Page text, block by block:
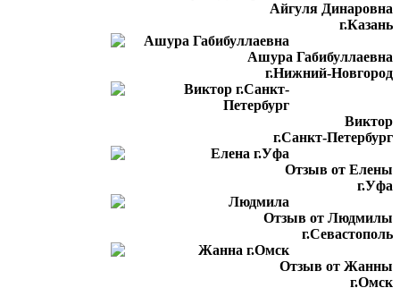
Айгуля Динаровна
г.Казань
Ашура Габибуллаевна
г.Нижний-Новгород
Виктор
г.Санкт-Петербург
Отзыв от Елены
г.Уфа
Отзыв от Людмилы
г.Севастополь
Отзыв от Жанны
г.Омск